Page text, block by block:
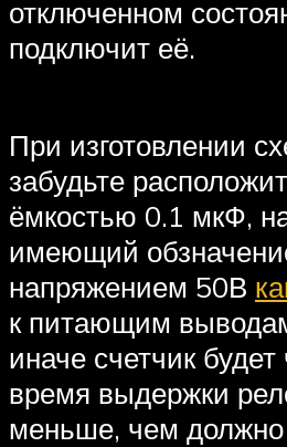
отключенном
подключит её.
При изготовлении
забудьте
ёмкостью 0.1 мкФ,
имеющий
напряжением 50В
к питающим
иначе счетчик
время выдержки
меньше, чем